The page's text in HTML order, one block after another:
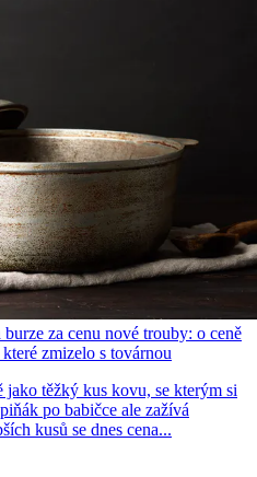
za cenu nové trouby: o ceně
zmizelo s továrnou
jako těžký kus kovu, se kterým si
po babičce ale zažívá
kusů se dnes cena...